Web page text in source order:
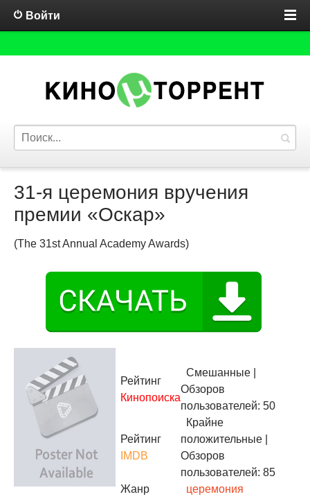
Войти
31-я церемония вручения
премии «Оскар»
(The 31st Annual Academy Awards)
Рейтинг
Кинопоиска
Смешанные
Обзоров
пользователей: 50
Рейтинг
IMDB
Крайне
положительные
Обзоров
пользователей: 85
Жанр
церемония